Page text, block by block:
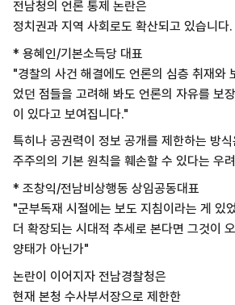
전남청의 언론 통제 논란은
정치권과 지역 사회로도 확산되고 있습니다.
* 용혜인/기본소득당 대표
"경찰의 사건 해결에도 언론의 심층 취재와
었던 점들을 고려해 봐도 언론의 자유를 보
이 있다고 보여집니다."
특히나 공권력이 정보 공개를 제한하는 방
주주의의 기본 원칙을 훼손할 수 있다는 우
* 조창익/전남비상행동 상임공동대표
"군부독재 시절에는 보도 지침이라는 게 있
더 확장되는 시대적 추세로 본다면 그것이
양태가 아닌가"
논란이 이어지자 전남경찰청은
현재 본청 수사부서장으로 제한한